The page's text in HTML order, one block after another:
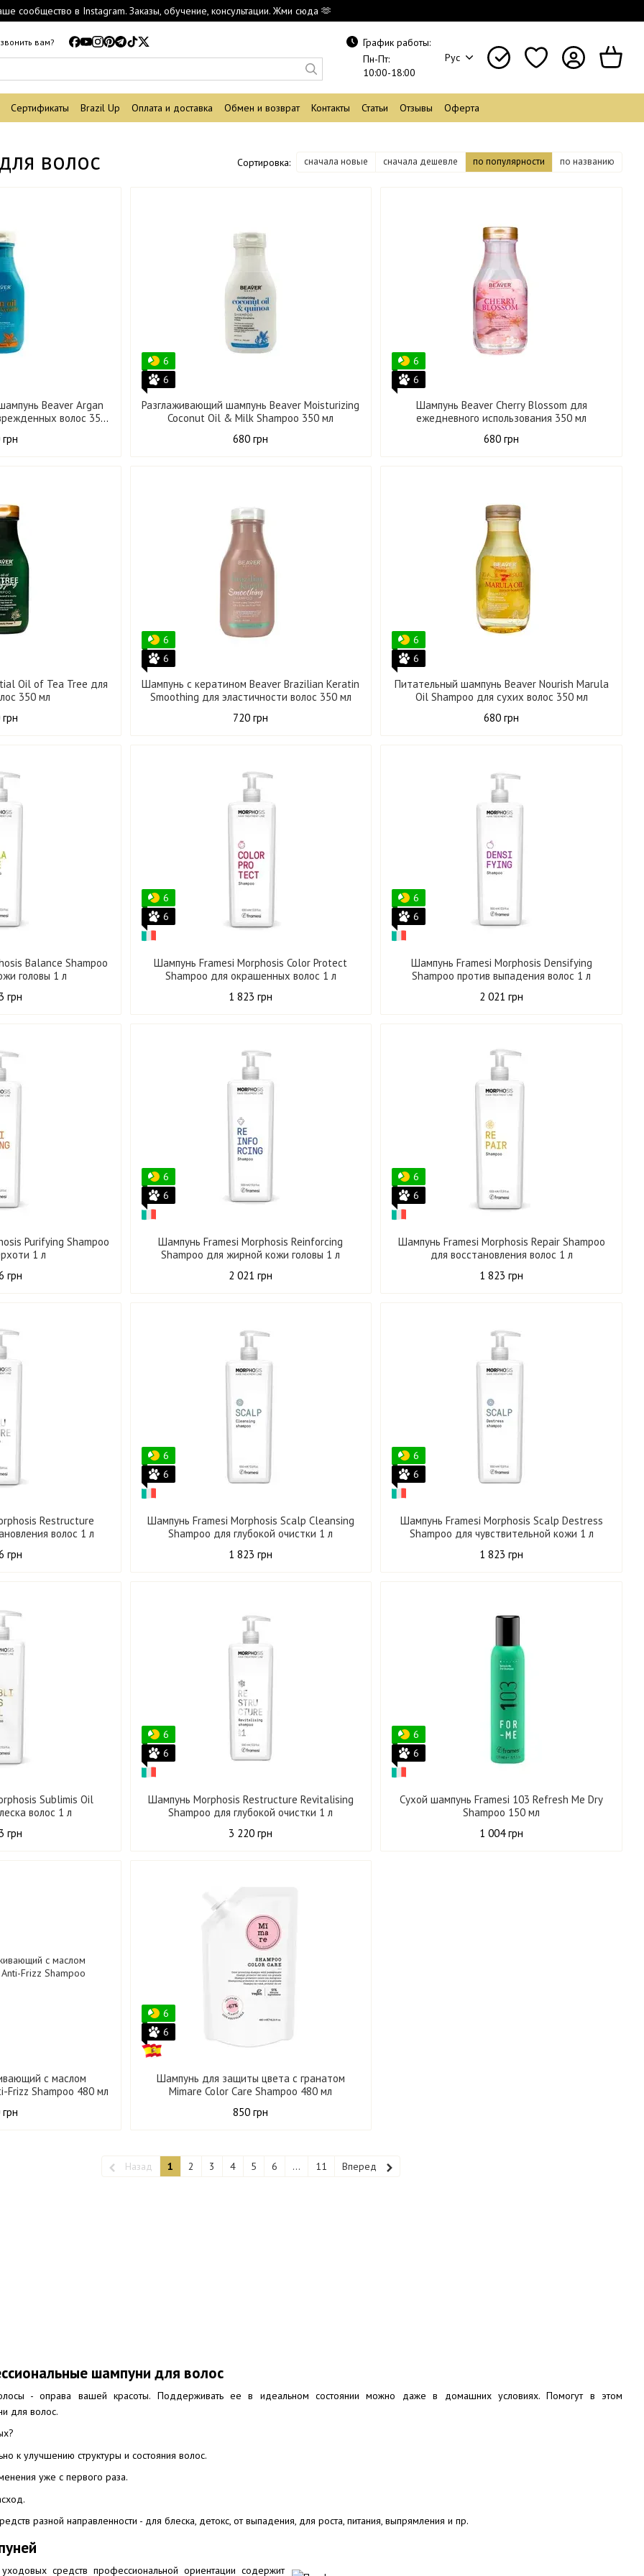
сообщество в Instagram. Заказы, обучение, консультации. Жми сюда 🫶
вам?
График работы:
Пн-Пт:
10:00-18:00
Рус
Сертификаты Brazil Up Оплата и доставка Обмен и возврат Контакты Статьи Отзывы Оферта
волос Сортировка: сначала новые сначала дешевле по популярности по названию
шампуни для волос
- оправа вашей красоты. Поддерживать ее в идеальном состоянии можно даже в домашних условиях. Помогут в этом
для волос.
к улучшению структуры и состояния волос.
уже с первого раза.
разной направленности - для блеска, детокс, от выпадения, для роста, питания, выпрямления и пр.
средств профессиональной ориентации содержит
Beaver Argan
волос 350
6
6
Разглаживающий шампунь Beaver Moisturizing
Coconut Oil & Milk Shampoo 350 мл
680 грн
6
6
Шампунь Beaver Cherry Blossom для
ежедневного использования 350 мл
680 грн
Oil of Tea Tree для
350 мл
6
6
Шампунь с кератином Beaver Brazilian Keratin
Smoothing для эластичности волос 350 мл
720 грн
6
6
Питательный шампунь Beaver Nourish Marula
Oil Shampoo для сухих волос 350 мл
680 грн
Balance Shampoo
головы 1 л
грн
6
6
Шампунь Framesi Morphosis Color Protect
Shampoo для окрашенных волос 1 л
1 823 грн
6
6
Шампунь Framesi Morphosis Densifying
Shampoo против выпадения волос 1 л
2 021 грн
Purifying Shampoo
1 л
грн
6
6
Шампунь Framesi Morphosis Reinforcing
Shampoo для жирной кожи головы 1 л
2 021 грн
6
6
Шампунь Framesi Morphosis Repair Shampoo
для восстановления волос 1 л
1 823 грн
Restructure
волос 1 л
грн
6
6
Шампунь Framesi Morphosis Scalp Cleansing
Shampoo для глубокой очистки 1 л
1 823 грн
6
6
Шампунь Framesi Morphosis Scalp Destress
Shampoo для чувствительной кожи 1 л
1 823 грн
Sublimis Oil
волос 1 л
грн
6
6
Шампунь Morphosis Restructure Revitalising
Shampoo для глубокой очистки 1 л
3 220 грн
6
6
Сухой шампунь Framesi 103 Refresh Me Dry
Shampoo 150 мл
1 004 грн
с маслом
Shampoo 480 мл
6
6
Шампунь для защиты цвета с гранатом
Mimare Color Care Shampoo 480 мл
850 грн
Назад 1 2 3 4 5 6 ... 11 Вперед